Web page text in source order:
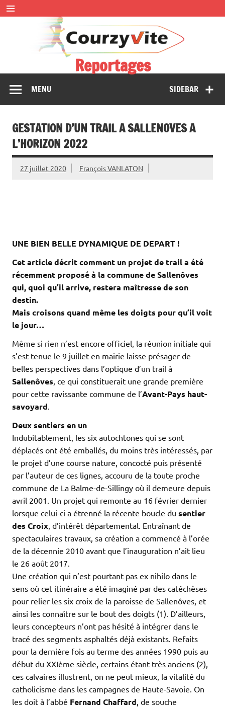
Skip
to
content
Reportages
SIDEBAR
MENU
GESTATION D’UN TRAIL A SALLENOVES A
L’HORIZON 2022
27 juillet 2020 François VANLATON
UNE BIEN BELLE DYNAMIQUE DE DEPART !
Cet article décrit comment un projet de trail a été
récemment proposé à la commune de Sallenôves
qui, quoi qu’il arrive, restera maîtresse de son
destin.
Mais croisons quand même les doigts pour qu’il voit
le jour…
Même si rien n’est encore officiel, la réunion initiale qui
s’est tenue le 9 juillet en mairie laisse présager de
belles perspectives dans l’optique d’un trail à
Sallenôves, ce qui constituerait une grande première
pour cette ravissante commune de l’Avant-Pays haut-
savoyard.
Deux sentiers en un
Indubitablement, les six autochtones qui se sont
déplacés ont été emballés, du moins très intéressés, par
le projet d’une course nature, concocté puis présenté
par l’auteur de ces lignes, accouru de la toute proche
commune de La Balme-de-Sillingy où il demeure depuis
avril 2001. Un projet qui remonte au 16 février dernier
lorsque celui-ci a étrenné la récente boucle du sentier
des Croix, d’intérêt départemental. Entraînant de
spectaculaires travaux, sa création a commencé à l’orée
de la décennie 2010 avant que l’inauguration n’ait lieu
le 26 août 2017.
Une création qui n’est pourtant pas ex nihilo dans le
sens où cet itinéraire a été imaginé par des catéchèses
pour relier les six croix de la paroisse de Sallenôves, et
ainsi les connaître sur le bout des doigts (1). D’ailleurs,
leurs concepteurs n’ont pas hésité à intégrer dans le
tracé des segments asphaltés déjà existants. Refaits
pour la dernière fois au terme des années 1990 puis au
début du XXIème siècle, certains étant très anciens (2),
ces calvaires illustrent, on ne peut mieux, la vitalité du
catholicisme dans les campagnes de Haute-Savoie. On
les doit à l’abbé Fernand Chaffard, de souche